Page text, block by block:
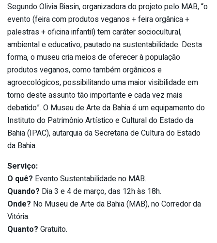
Segundo Olivia Biasin, organizadora do projeto pelo MAB, “o
evento (feira com produtos veganos + feira orgânica +
palestras + oficina infantil) tem caráter sociocultural,
ambiental e educativo, pautado na sustentabilidade. Desta
forma, o museu cria meios de oferecer à população
produtos veganos, como também orgânicos e
agroecológicos, possibilitando uma maior visibilidade em
torno deste assunto tão importante e cada vez mais
debatido”. O Museu de Arte da Bahia é um equipamento do
Instituto do Patrimônio Artístico e Cultural do Estado da
Bahia (IPAC), autarquia da Secretaria de Cultura do Estado
da Bahia.
Serviço:
O quê? Evento Sustentabilidade no MAB.
Quando? Dia 3 e 4 de março, das 12h às 18h.
Onde? No Museu de Arte da Bahia (MAB), no Corredor da
Vitória.
Quanto? Gratuito.